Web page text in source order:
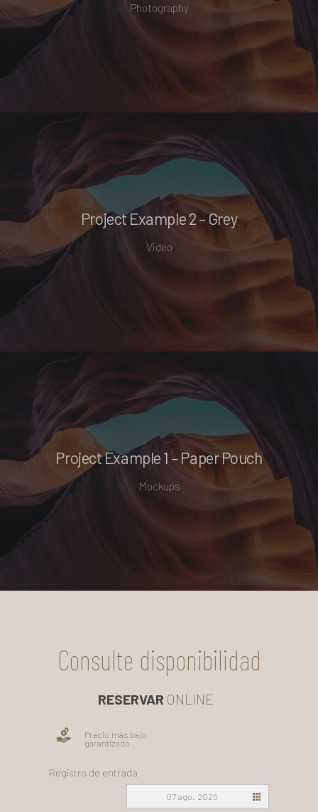
Photography
Project Example 2 – Grey
Video
Project Example 1 – Paper Pouch
Mockups
Consulte disponibilidad
RESERVAR ONLINE
Precio más bajo
garantizado
Registro de entrada
07 ago. 2026